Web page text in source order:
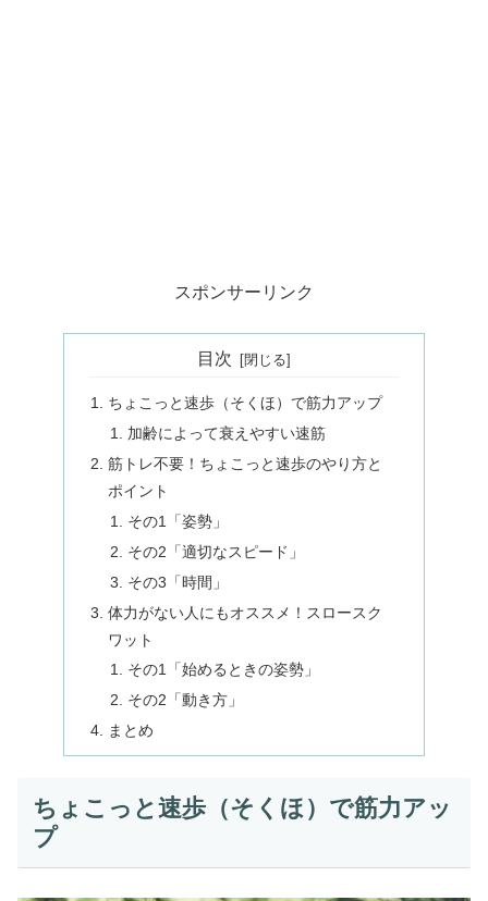
スポンサーリンク
目次
ちょこっと速歩（そくほ）で筋力アップ
加齢によって衰えやすい速筋
筋トレ不要！ちょこっと速歩のやり方と
ポイント
その1「姿勢」
その2「適切なスピード」
その3「時間」
体力がない人にもオススメ！スロースク
ワット
その1「始めるときの姿勢」
その2「動き方」
まとめ
ちょこっと速歩（そくほ）で筋力アッ
プ